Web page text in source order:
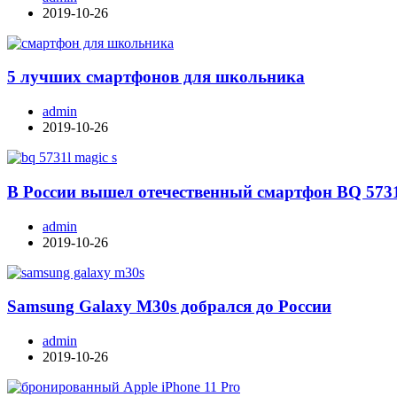
2019-10-26
5 лучших смартфонов для школьника
admin
2019-10-26
В России вышел отечественный смартфон BQ
admin
2019-10-26
Samsung Galaxy M30s добрался до России
admin
2019-10-26